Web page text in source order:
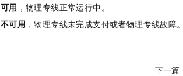
可用 ，物理专线正常运行中。
不可用 ，物理专线未完成支付或者物理专线故障。
下一篇